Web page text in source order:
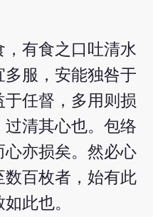
有食之口吐清水
服，安能独咎于
任督，多用则损
清其心也。包络
心亦损矣。然必心
百枚者，始有此
此也。